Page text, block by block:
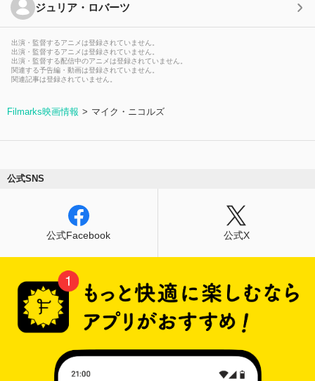
ジュリア・ロバーツ
出演・監督するアニメは登録されていません。
出演・監督するアニメは登録されていません。
出演・監督する配信中のアニメは登録されていません。
関連する予告編・動画は登録されていません。
関連記事は登録されていません。
Filmarks映画情報 マイク・ニコルズ
公式SNS
公式Facebook 公式X